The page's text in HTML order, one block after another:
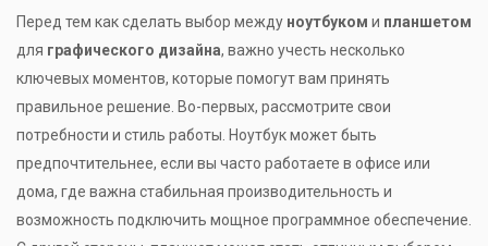
Перед тем как сделать выбор между ноутбуком и планшетом
для графического дизайна, важно учесть несколько
ключевых моментов, которые помогут вам принять
правильное решение. Во-первых, рассмотрите свои
потребности и стиль работы. Ноутбук может быть
предпочтительнее, если вы часто работаете в офисе или
дома, где важна стабильная производительность и
возможность подключить мощное программное обеспечение.